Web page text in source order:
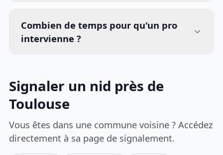
Combien de temps pour qu'un pro
intervienne ?
Signaler un nid près de
Toulouse
Vous êtes dans une commune voisine ? Accédez
directement à sa page de signalement.